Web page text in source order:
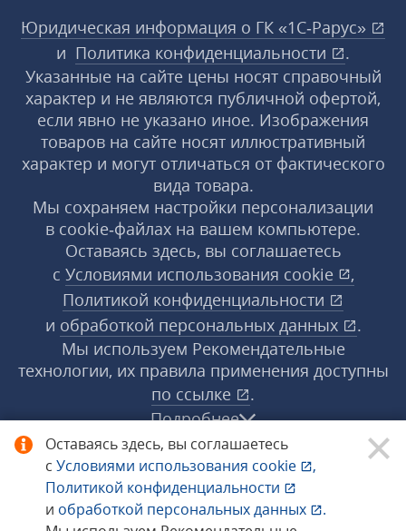
Оставаясь здесь, вы соглашаетесь
с Условиями использования cookie
,
Политикой конфиденциальности
и обработкой персональных данных
.
Юридическая информация о ГК «1С‑Рарус»
и Политика конфиденциальности
.
Указанные на сайте цены носят справочный
характер и не являются публичной офертой,
если явно не указано иное. Изображения
товаров на сайте носят иллюстративный
характер и могут отличаться от фактического
вида товара.
Мы сохраняем настройки персонализации
в cookie‑файлах на вашем компьютере.
Оставаясь здесь, вы соглашаетесь
с Условиями использования cookie
,
Политикой конфиденциальности
и обработкой персональных данных
.
Мы используем Рекомендательные
технологии, их правила применения доступны
по ссылке
.
Подробнее
© 1998−2026 «1С‑Рарус» ®. Все права
защищены.